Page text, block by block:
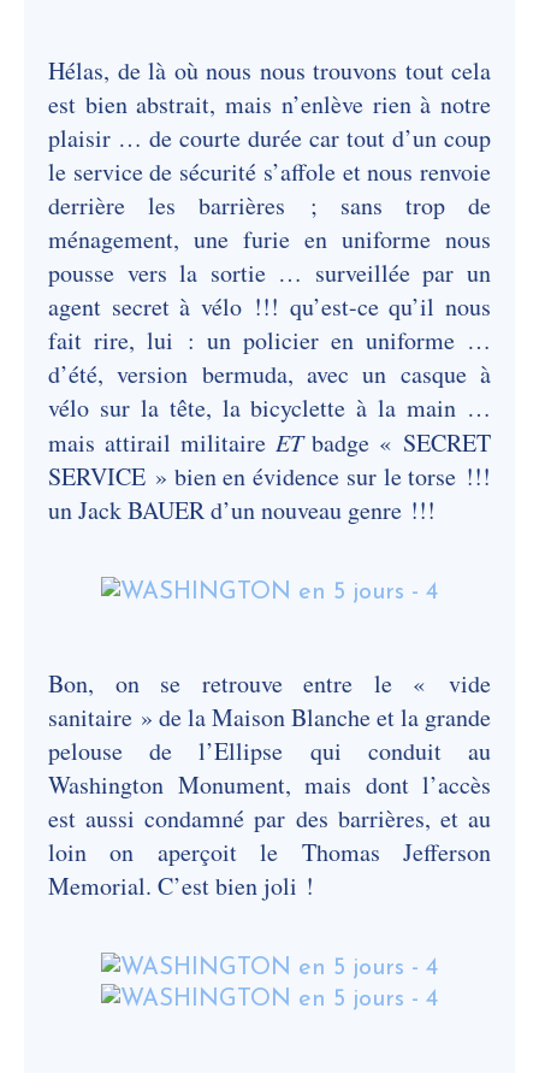
Hélas, de là où nous nous trouvons tout cela
est bien abstrait, mais n’enlève rien à notre
plaisir … de courte durée car tout d’un coup
le service de sécurité s’affole et nous renvoie
derrière les barrières ; sans trop de
ménagement, une furie en uniforme nous
pousse vers la sortie … surveillée par un
agent secret à vélo !!! qu’est-ce qu’il nous
fait rire, lui : un policier en uniforme …
d’été, version bermuda, avec un casque à
vélo sur la tête, la bicyclette à la main …
mais attirail militaire ETbadge « SECRET
SERVICE » bien en évidence sur le torse !!!
un Jack BAUER d’un nouveau genre !!!
Bon, on se retrouve entre le « vide
sanitaire » de la Maison Blanche et la grande
pelouse de l’Ellipse qui conduit au
Washington Monument, mais dont l’accès
est aussi condamné par des barrières, et au
loin on aperçoit le Thomas Jefferson
Memorial. C’est bien joli !